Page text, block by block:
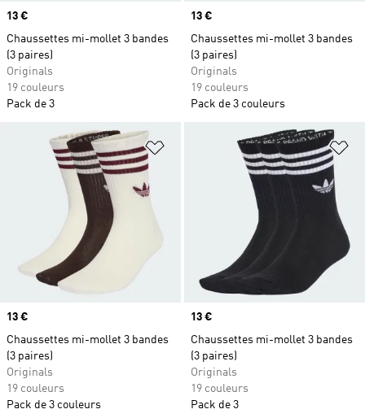
Prix
13 €
Chaussettes mi-mollet 3 bandes
(3 paires)
Originals
19 couleurs
Pack de 3
Prix
13 €
Chaussettes mi-mollet 3 bandes
(3 paires)
Originals
19 couleurs
Pack de 3 couleurs
Ajouter à la Liste de produits
Prix
13 €
Chaussettes mi-mollet 3 bandes
(3 paires)
Originals
19 couleurs
Pack de 3 couleurs
Prix
13 €
Chaussettes mi-mollet 3 bandes
(3 paires)
Originals
19 couleurs
Pack de 3